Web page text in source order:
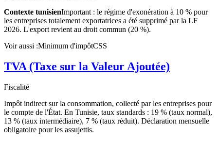
Contexte tunisienImportant : le régime d'exonération à 10 % pour
les entreprises totalement exportatrices a été supprimé par la LF
2026. L'export revient au droit commun (20 %).
Voir aussi :Minimum d'impôtCSS
TVA (Taxe sur la Valeur Ajoutée)
Fiscalité
Impôt indirect sur la consommation, collecté par les entreprises pour
le compte de l'État. En Tunisie, taux standards : 19 % (taux normal),
13 % (taux intermédiaire), 7 % (taux réduit). Déclaration mensuelle
obligatoire pour les assujettis.